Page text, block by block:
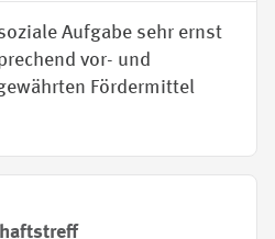
Aufgabe sehr ernst
vor- und
Fördermittel